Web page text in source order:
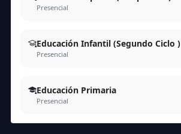
Presencial
Educación Infantil (Segundo Ciclo )
Presencial
Educación Primaria
Presencial